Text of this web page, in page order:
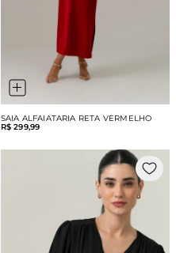
SAIA ALFAIATARIA RETA VERMELHO
R$ 299,99